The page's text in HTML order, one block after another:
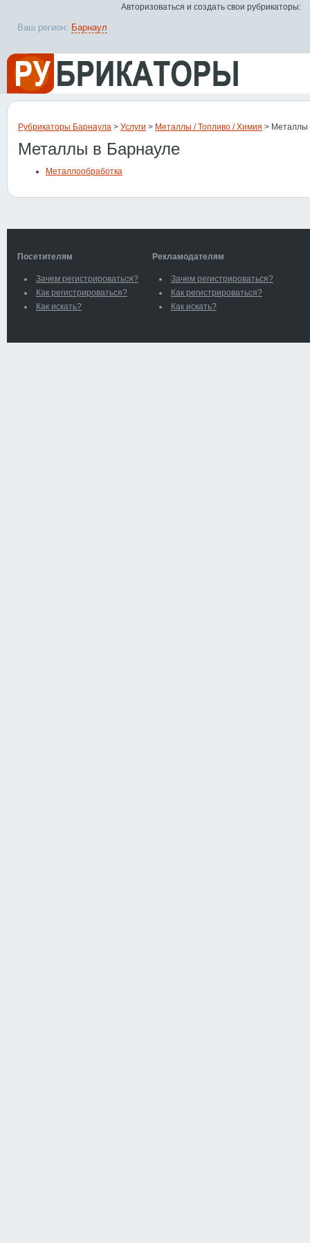
Рубрикаторы Барнаула > Услуги > Металлы / Топливо / Химия > Металлы
Металлы в Барнауле
Металлообработка
Посетителям
Зачем регистрироваться?
Как регистрироваться?
Как искать?
Рекламодателям
Зачем регистрироваться?
Как регистрироваться?
Как искать?
Ваш регион: Барнаул
Авторизоваться и создать свои рубрикаторы: